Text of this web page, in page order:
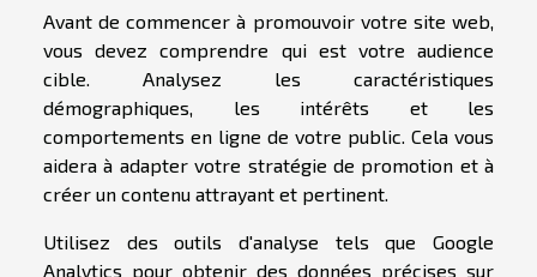
Avant de commencer à promouvoir votre site web,
vous devez comprendre qui est votre audience
cible. Analysez les caractéristiques
démographiques, les intérêts et les
comportements en ligne de votre public. Cela vous
aidera à adapter votre stratégie de promotion et à
créer un contenu attrayant et pertinent.
Utilisez des outils d'analyse tels que Google
Analytics pour obtenir des données précises sur